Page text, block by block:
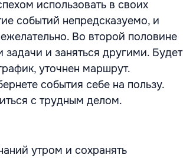
использовать в своих
событий непредсказуемо, и
Во второй половине
задачи и заняться другими. Будет
уточнен маршрут.
события себе на пользу.
с трудным делом.
утром и сохранять